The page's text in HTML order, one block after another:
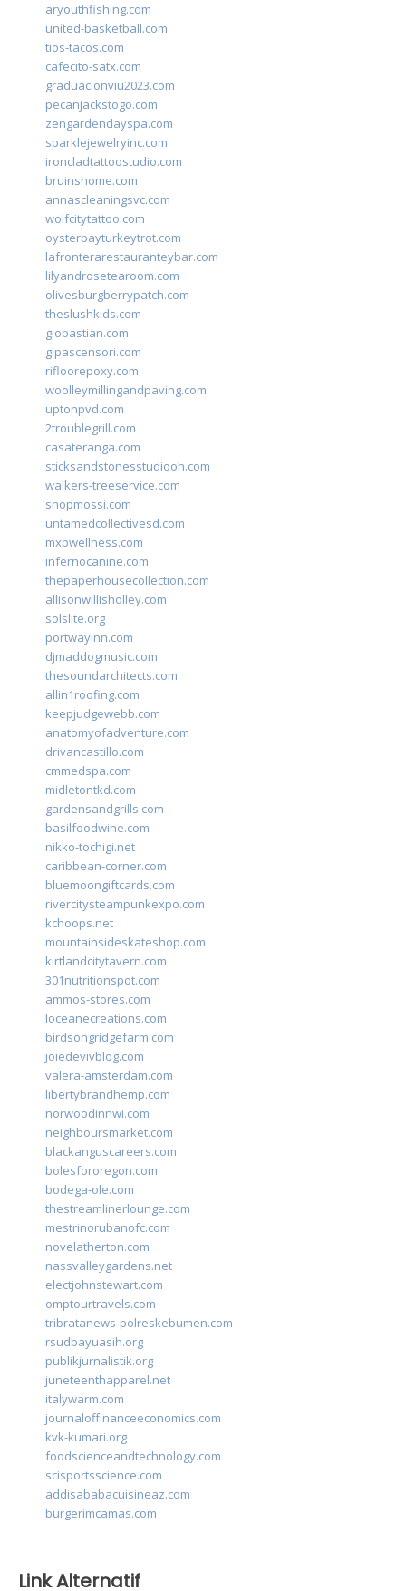
aryouthfishing.com
united-basketball.com
tios-tacos.com
cafecito-satx.com
graduacionviu2023.com
pecanjackstogo.com
zengardendayspa.com
sparklejewelryinc.com
ironcladtattoostudio.com
bruinshome.com
annascleaningsvc.com
wolfcitytattoo.com
oysterbayturkeytrot.com
lafronterarestauranteybar.com
lilyandrosetearoom.com
olivesburgberrypatch.com
theslushkids.com
giobastian.com
glpascensori.com
rifloorepoxy.com
woolleymillingandpaving.com
uptonpvd.com
2troublegrill.com
casateranga.com
sticksandstonesstudiooh.com
walkers-treeservice.com
shopmossi.com
untamedcollectivesd.com
mxpwellness.com
infernocanine.com
thepaperhousecollection.com
allisonwillisholley.com
solslite.org
portwayinn.com
djmaddogmusic.com
thesoundarchitects.com
allin1roofing.com
keepjudgewebb.com
anatomyofadventure.com
drivancastillo.com
cmmedspa.com
midletontkd.com
gardensandgrills.com
basilfoodwine.com
nikko-tochigi.net
caribbean-corner.com
bluemoongiftcards.com
rivercitysteampunkexpo.com
kchoops.net
mountainsideskateshop.com
kirtlandcitytavern.com
301nutritionspot.com
ammos-stores.com
loceanecreations.com
birdsongridgefarm.com
joiedevivblog.com
valera-amsterdam.com
libertybrandhemp.com
norwoodinnwi.com
neighboursmarket.com
blackanguscareers.com
bolesfororegon.com
bodega-ole.com
thestreamlinerlounge.com
mestrinorubanofc.com
novelatherton.com
nassvalleygardens.net
electjohnstewart.com
omptourtravels.com
tribratanews-polreskebumen.com
rsudbayuasih.org
publikjurnalistik.org
juneteenthapparel.net
italywarm.com
journaloffinanceeconomics.com
kvk-kumari.org
foodscienceandtechnology.com
scisportsscience.com
addisababacuisineaz.com
burgerimcamas.com
Link Alternatif